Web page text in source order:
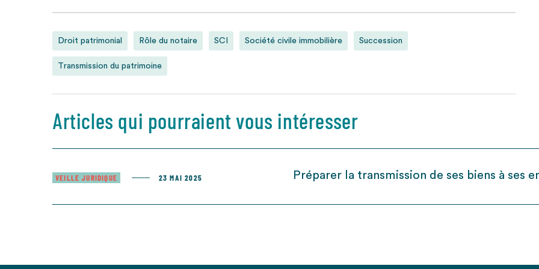
Droit patrimonial Rôle du notaire SCI Société civile immobilière Succession
Transmission du patrimoine
Articles qui pourraient vous intéresser
VEILLE JURIDIQUE 23 MAI 2025 Préparer la transmission de ses biens à ses